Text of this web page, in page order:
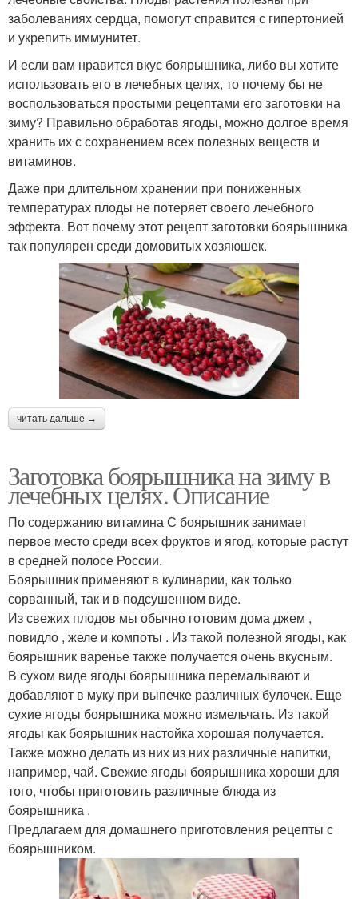
заболеваниях сердца, помогут справится с гипертонией
и укрепить иммунитет.
И если вам нравится вкус боярышника, либо вы хотите
использовать его в лечебных целях, то почему бы не
воспользоваться простыми рецептами его заготовки на
зиму? Правильно обработав ягоды, можно долгое время
хранить их с сохранением всех полезных веществ и
витаминов.
Даже при длительном хранении при пониженных
температурах плоды не потеряет своего лечебного
эффекта. Вот почему этот рецепт заготовки боярышника
так популярен среди домовитых хозяюшек.
читать дальше →
Заготовка боярышника на зиму в
лечебных целях. Описание
По содержанию витамина С боярышник занимает
первое место среди всех фруктов и ягод, которые растут
в средней полосе России.
Боярышник применяют в кулинарии, как только
сорванный, так и в подсушенном виде.
Из свежих плодов мы обычно готовим дома джем ,
повидло , желе и компоты . Из такой полезной ягоды, как
боярышник варенье также получается очень вкусным.
В сухом виде ягоды боярышника перемалывают и
добавляют в муку при выпечке различных булочек. Еще
сухие ягоды боярышника можно измельчать. Из такой
ягоды как боярышник настойка хорошая получается.
Также можно делать из них из них различные напитки,
например, чай. Свежие ягоды боярышника хороши для
того, чтобы приготовить различные блюда из
боярышника .
Предлагаем для домашнего приготовления рецепты с
боярышником.